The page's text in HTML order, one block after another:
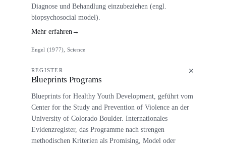
Diagnose und Behandlung einzubeziehen (engl.
biopsychosocial model).
Mehr erfahren→
Engel (1977), Science
REGISTER
Blueprints Programs
Blueprints for Healthy Youth Development, geführt vom
Center for the Study and Prevention of Violence an der
University of Colorado Boulder. Internationales
Evidenzregister, das Programme nach strengen
methodischen Kriterien als Promising, Model oder